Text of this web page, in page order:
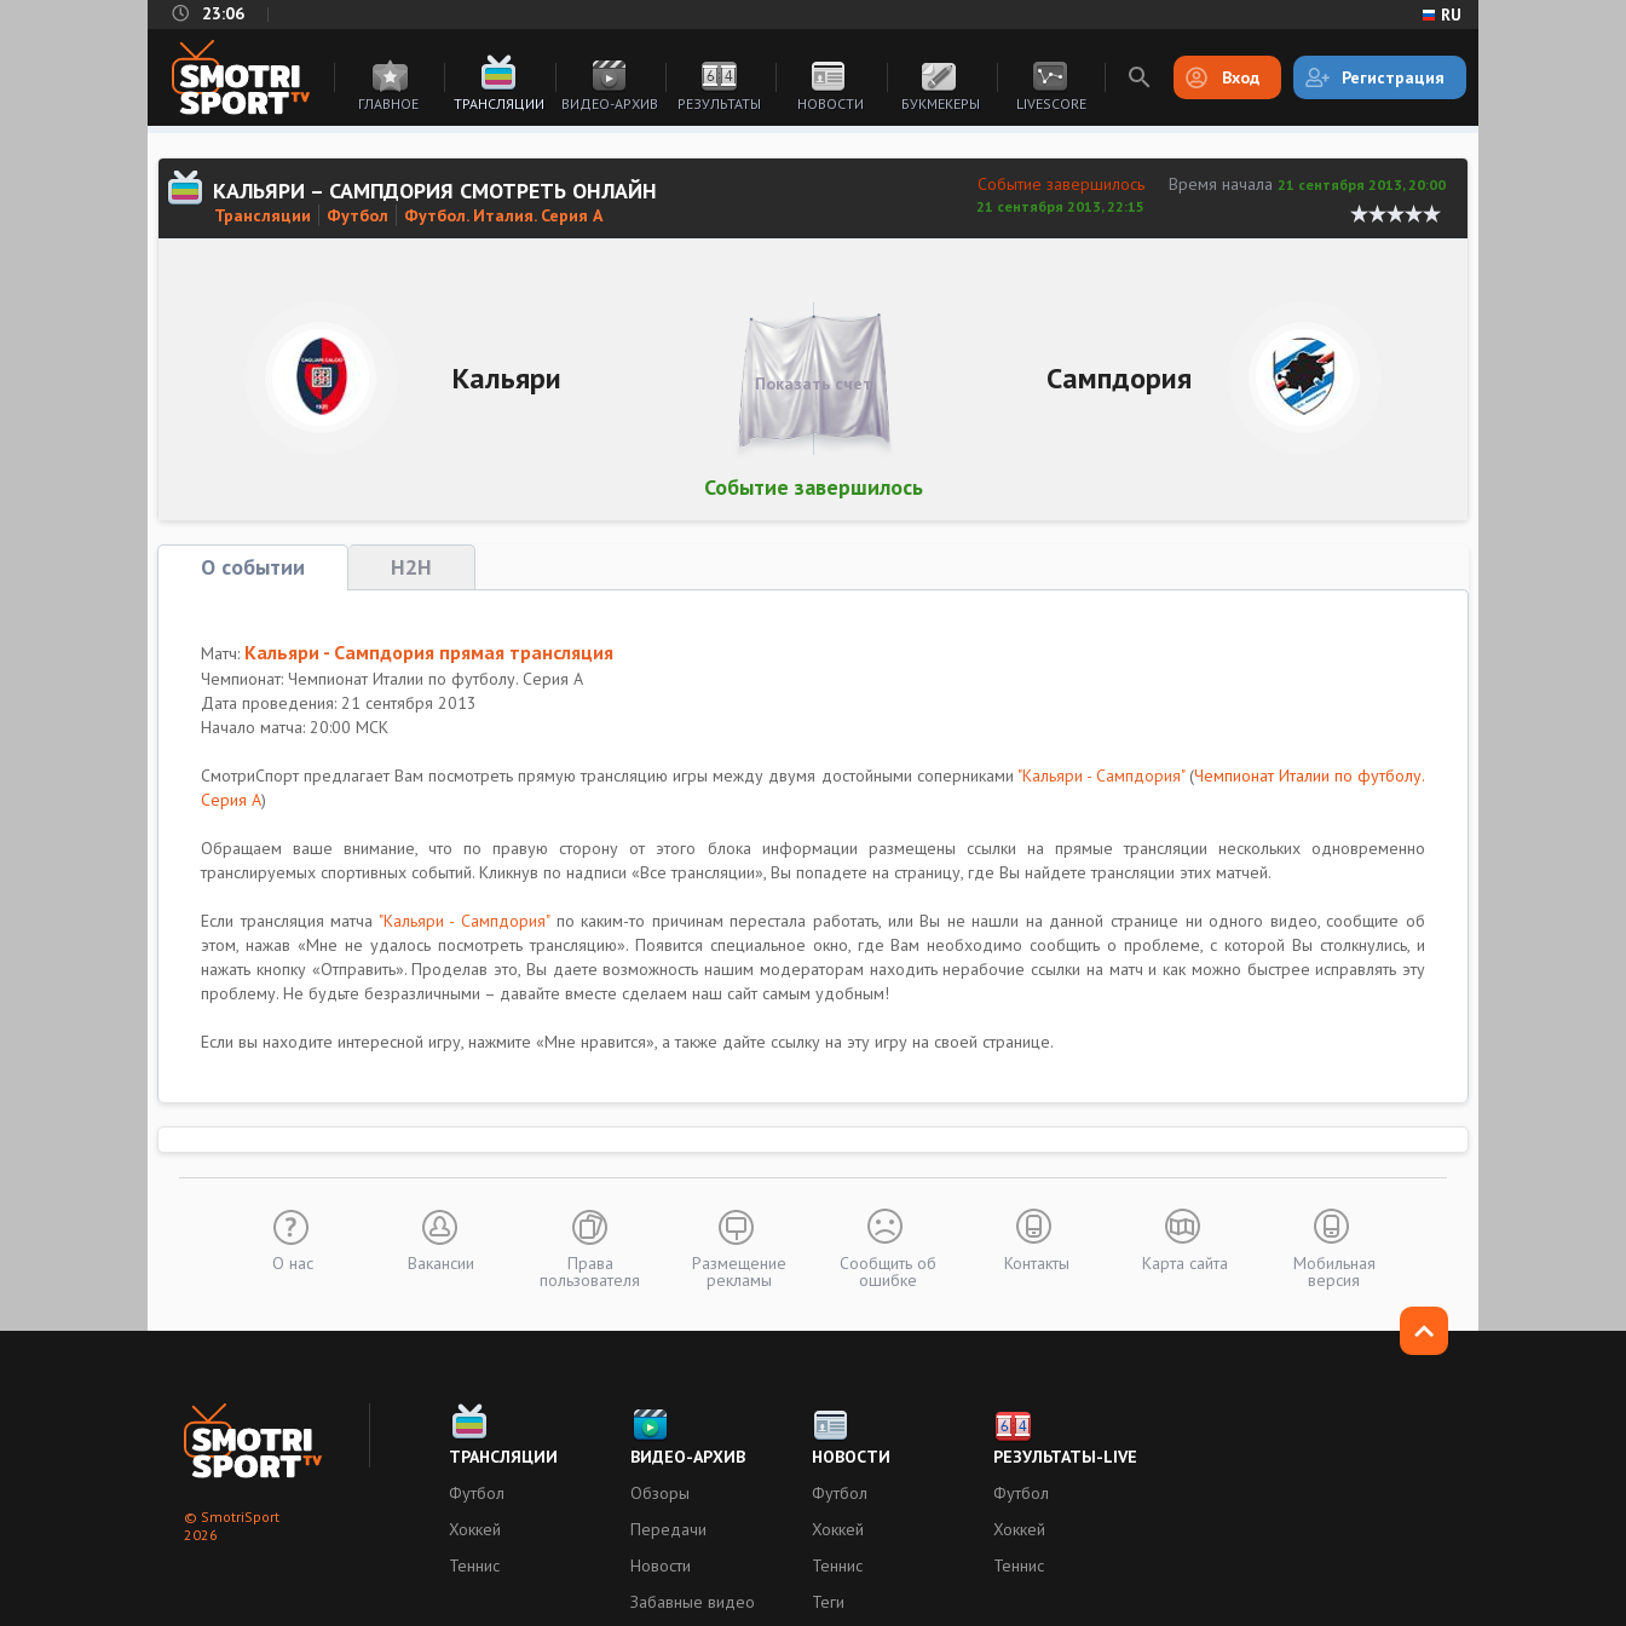
23:06 RU
ГЛАВНОЕ ТРАНСЛЯЦИИ ВИДЕО-АРХИВ РЕЗУЛЬТАТЫ НОВОСТИ БУКМЕКЕРЫ LIVESCORE
Вход Регистрация
КАЛЬЯРИ – САМПДОРИЯ СМОТРЕТЬ ОНЛАЙН
Трансляции Футбол Футбол. Италия. Серия А
Время начала 21 сентября 2013, 20:00
Событие завершилось
21 сентября 2013, 22:15
Кальяри Сампдория
Событие завершилось
Показать счет
О событии H2H
Матч: Кальяри - Сампдория прямая трансляция
Чемпионат: Чемпионат Италии по футболу. Серия A
Дата проведения: 21 сентября 2013
Начало матча: 20:00 МСК
СмотриСпорт предлагает Вам посмотреть прямую трансляцию игры между двумя достойными соперниками "Кальяри - Сампдория"(Чемпионат Италии по футболу.
Серия A)
Обращаем ваше внимание, что по правую сторону от этого блока информации размещены ссылки на прямые трансляции нескольких одновременно
транслируемых спортивных событий. Кликнув по надписи «Все трансляции», Вы попадете на страницу, где Вы найдете трансляции этих матчей.
Если трансляция матча "Кальяри - Сампдория"по каким-то причинам перестала работать, или Вы не нашли на данной странице ни одного видео, сообщите об
этом, нажав «Мне не удалось посмотреть трансляцию». Появится специальное окно, где Вам необходимо сообщить о проблеме, с которой Вы столкнулись, и
нажать кнопку «Отправить». Проделав это, Вы даете возможность нашим модераторам находить нерабочие ссылки на матч и как можно быстрее исправлять эту
проблему. Не будьте безразличными – давайте вместе сделаем наш сайт самым удобным!
Если вы находите интересной игру, нажмите «Мне нравится», а также дайте ссылку на эту игру на своей странице.
О нас Вакансии Права
пользователя
Размещение
рекламы
Сообщить об
ошибке
Контакты Карта сайта Мобильная
версия
© SmotriSport
2026
ТРАНСЛЯЦИИ
Футбол
Хоккей
Теннис
ВИДЕО-АРХИВ
Обзоры
Передачи
Новости
Забавные видео
НОВОСТИ
Футбол
Хоккей
Теннис
Теги
РЕЗУЛЬТАТЫ-LIVE
Футбол
Хоккей
Теннис